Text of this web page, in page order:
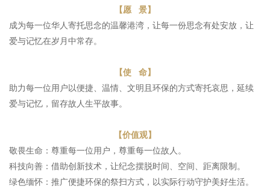
【愿 景】
成为每一位华人寄托思念的温馨港湾，让每一份思念有处安放，让
爱与记忆在岁月中常存。
【使 命】
助力每一位用户以便捷、温情、文明且环保的方式寄托哀思，延续
爱与记忆，留存故人生平故事。
【价值观】‌
敬畏生命：尊重每一位用户，尊重每一位故人。
‌科技向善：借助创新技术，让纪念摆脱时间、空间、距离限制。
‌绿色缅怀：推广便捷环保的祭扫方式，以实际行动守护美好生活。